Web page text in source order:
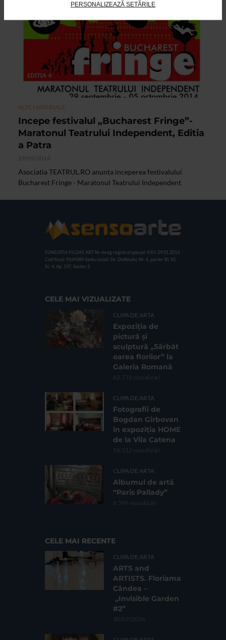
PERSONALIZEAZĂ SETĂRILE
ALTE MATERIALE
Incepe festivalul „Bucharest Fringe”-
Maratonul Teatrului Independent, Editia
a Patra
29/09/2014
Asociatia TEATRUL.RO anunta inceperea festivalului
Bucharest Fringe - Maratonul Teatrului Independent
FUNDATIA FILDAS ART Nr inreg registrul special: 4 PJ/ 29.01.2013
Cod fiscal: 9164384 Sediu social: Str. Delfinului, Nr. 6, parter Bl. 42,
Sc. 4, Ap. 197, Sector 2
CELE MAI VIZUALIZATE
CLIPA DE ARTA
Expoziția de
pictură și
sculptură „Sărbăt
oarea florilor” la
Galeria Romană
62.731 vizualizari
CLIPA DE ARTA
Fotografii de
Bogdan Gîrbovan
în expoziția HOME
de la Vila Catena
16.212 vizualizari
CLIPA DE ARTA
Albumul de artă
“Paris Pallady”
6.596 vizualizari
CELE MAI RECENTE
CLIPA DE ARTA
ARTS and
ARTISTS. Floriama
Cândea –
„Invisible Garden
#2”
30/07/2026